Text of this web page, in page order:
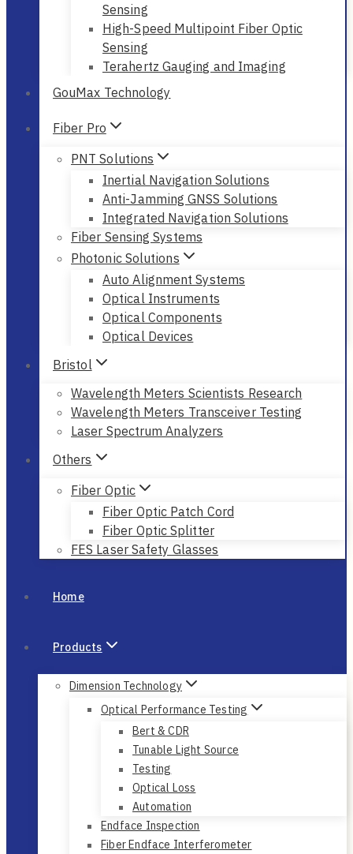
Sensing
High-Speed Multipoint Fiber Optic
Sensing
Terahertz Gauging and Imaging
GouMax Technology
Fiber Pro
PNT Solutions
Inertial Navigation Solutions
Anti-Jamming GNSS Solutions
Integrated Navigation Solutions
Fiber Sensing Systems
Photonic Solutions
Auto Alignment Systems
Optical Instruments
Optical Components
Optical Devices
Bristol
Wavelength Meters Scientists Research
Wavelength Meters Transceiver Testing
Laser Spectrum Analyzers
Others
Fiber Optic
Fiber Optic Patch Cord
Fiber Optic Splitter
FES Laser Safety Glasses
Home
Products
Dimension Technology
Optical Performance Testing
Bert & CDR
Tunable Light Source
Testing
Optical Loss
Automation
Endface Inspection
Fiber Endface Interferometer